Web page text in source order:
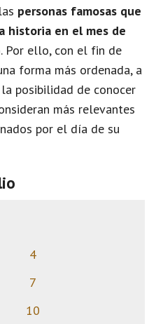
personas famosas que
historia en el mes de
Por ello, con el fin de
forma más ordenada, a
posibilidad de conocer
más relevantes
por el día de su
4
7
10